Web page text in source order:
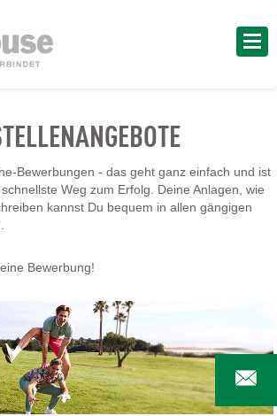
Bewerbungen - das geht ganz einfach und ist
Weg zum Erfolg. Deine Anlagen, wie
kannst Du bequem in allen gängigen
Bewerbung!